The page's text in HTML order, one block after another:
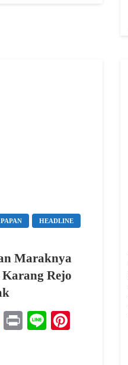
HEADLINE
Maraknya
Rejo
Telegram
PrintLine